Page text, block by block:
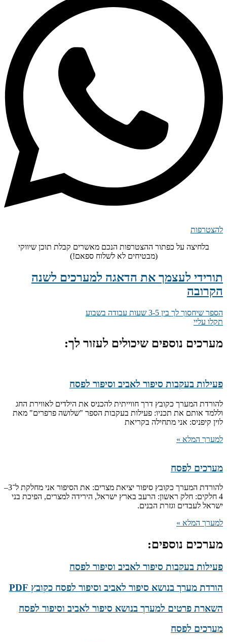
להצטרפות
בלחיצה על כפתור ההצטרפות הנכם מאשרים קבלת תוכן שיווקי
(מבטיחים לא לשלוח ספאם!)
תורידי לעצמך את הדאגה למערכים לשנה
הקרובה
הספר שיחסוך לך בין 3-5 שעות עבודה בשבוע
תקלו עליי
מערכים נוספים שיכולים לעזור לך:
פעילות בעקבות סיפור לאביב וסיפור לפסח
להורדת המערך כקובץ דרך חווייתית להכניס את הילדים לאווירת החג
וללמד אותם את תכניו: פעילות בעקבות הספר "שלושה פרפרים" מאת
לוין קיפניס: אני מתחילה בקריאת
למערך המלא »
מערכים לפסח
להורדת המערך כקובץ סיפור יציאת מצרים: את הסיפור אני מחלקת ל־3–
4 חלקים: חלק ראשון: הרעב בארץ ישראל, הירידה למצרים, הפיכת בני
ישראל לעבדים וגזרת הבנים.
למערך המלא »
מערכים נוספים:
פעילות בעקבות סיפור לאביב וסיפור לפסח
הורדת מערך בנושא סיפור לאביב וסיפור לפסח כקובץ PDF
השארת פרטים למערך בנושא סיפור לאביב וסיפור לפסח
מערכים לפסח